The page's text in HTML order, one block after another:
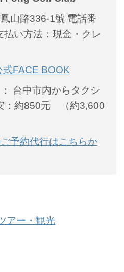
山路336-1號 電話番
払い方法：現金・クレ
式FACE BOOK
台中市内からタクシ
：約850元 （約3,600
予約代行はこちらか
アー・観光